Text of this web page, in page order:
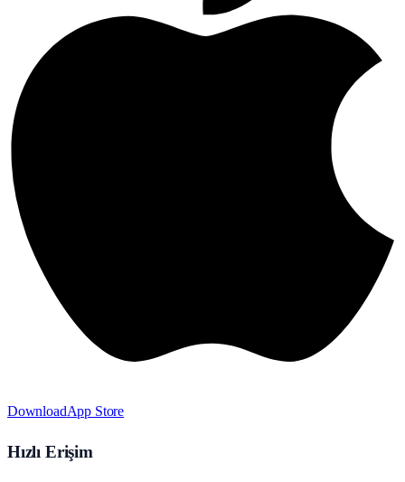
DownloadApp Store
Hızlı Erişim